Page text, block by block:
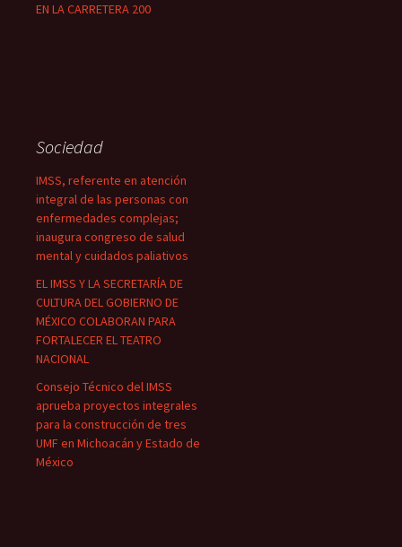
EN LA CARRETERA 200
Sociedad
IMSS, referente en atención
integral de las personas con
enfermedades complejas;
inaugura congreso de salud
mental y cuidados paliativos
EL IMSS Y LA SECRETARÍA DE
CULTURA DEL GOBIERNO DE
MÉXICO COLABORAN PARA
FORTALECER EL TEATRO
NACIONAL
Consejo Técnico del IMSS
aprueba proyectos integrales
para la construcción de tres
UMF en Michoacán y Estado de
México